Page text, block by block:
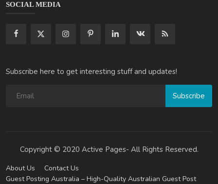
SOCIAL MEDIA
Subscribe here to get interesting stuff and updates!
Subscribe
Copyright © 2020 Active Pages- All Rights Reserved.
About Us
Contact Us
Guest Posting Australia – High-Quality Australian Guest Post